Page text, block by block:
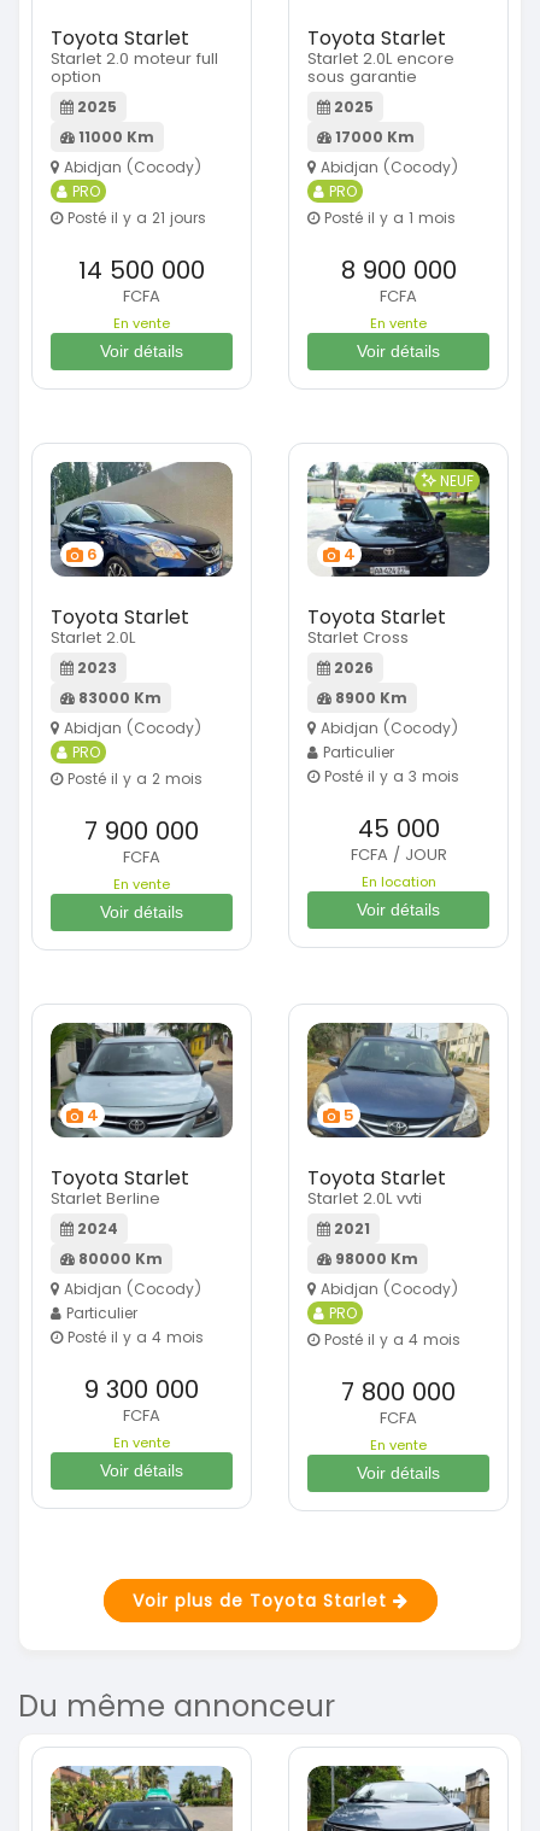
Toyota Starlet
Starlet 2.0 moteur full
option
2025
11000 Km
Abidjan (Cocody)
PRO
Posté il y a 21 jours
14 500 000
FCFA
En vente
Voir détails
Toyota Starlet
Starlet 2.0L encore
sous garantie
2025
17000 Km
Abidjan (Cocody)
PRO
Posté il y a 1 mois
8 900 000
FCFA
En vente
Voir détails
6
Toyota Starlet
Starlet 2.0L
2023
83000 Km
Abidjan (Cocody)
PRO
Posté il y a 2 mois
7 900 000
FCFA
En vente
Voir détails
4
NEUF
Toyota Starlet
Starlet Cross
2026
8900 Km
Abidjan (Cocody)
Particulier
Posté il y a 3 mois
45 000
FCFA / JOUR
En location
Voir détails
4
Toyota Starlet
Starlet Berline
2024
80000 Km
Abidjan (Cocody)
Particulier
Posté il y a 4 mois
9 300 000
FCFA
En vente
Voir détails
5
Toyota Starlet
Starlet 2.0L vvti
2021
98000 Km
Abidjan (Cocody)
PRO
Posté il y a 4 mois
7 800 000
FCFA
En vente
Voir détails
Voir plus de Toyota Starlet
Du même annonceur